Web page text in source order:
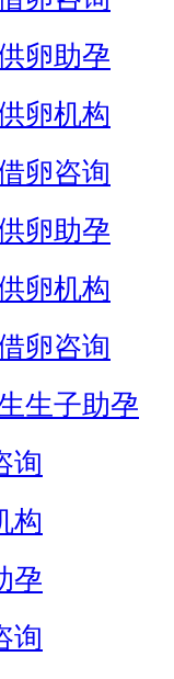
卵助孕
卵机构
卵咨询
卵助孕
卵机构
卵咨询
生子助孕
询
构
孕
询